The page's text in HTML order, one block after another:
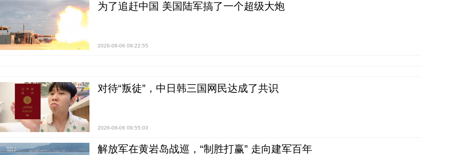
为了追赶中国 美国陆军搞了一个超级大炮
2026-08-06 09:22:55
对待“叛徒”，中日韩三国网民达成了共识
2026-08-06 09:55:03
解放军在黄岩岛战巡，“制胜打赢” 走向建军百年